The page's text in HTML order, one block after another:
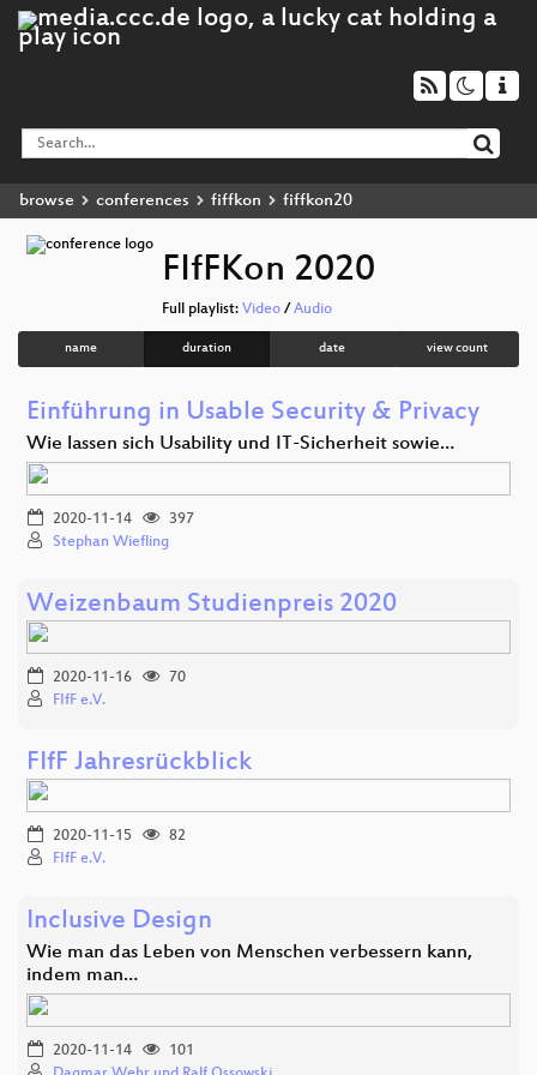
browse conferences fiffkon fiffkon20
FIfFKon 2020
Full playlist: Video / Audio
name duration date view count
Einführung in Usable Security & Privacy
Wie lassen sich Usability und IT-Sicherheit sowie…
2020-11-14
397
Stephan Wiefling
Weizenbaum Studienpreis 2020
2020-11-16
70
FIfF e.V.
FIfF Jahresrückblick
2020-11-15
82
FIfF e.V.
Inclusive Design
Wie man das Leben von Menschen verbessern kann,
indem man…
2020-11-14
101